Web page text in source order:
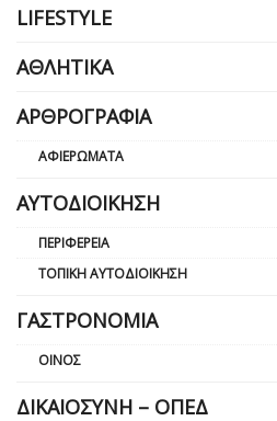
LIFESTYLE
ΑΘΛΗΤΙΚΆ
ΑΡΘΡΟΓΡΑΦΊΑ
ΑΦΙΕΡΏΜΑΤΑ
ΑΥΤΟΔΙΟΊΚΗΣΗ
ΠΕΡΙΦΈΡΕΙΑ
ΤΟΠΙΚΉ ΑΥΤΟΔΙΟΊΚΗΣΗ
ΓΑΣΤΡΟΝΟΜΊΑ
ΟΊΝΟΣ
ΔΙΚΑΙΟΣΎΝΗ – ΟΠΕΔ